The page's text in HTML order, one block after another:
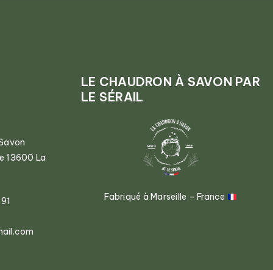
13600 La
LE CHAUDRON À SAVON PAR
LE SÉRAIL
Fabriqué à Marseille – France